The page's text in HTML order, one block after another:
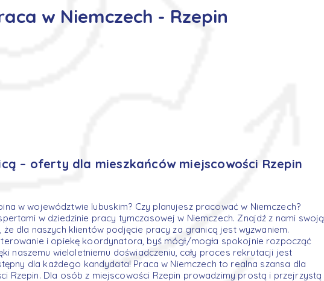
w Niemczech - Rzepin
– oferty dla mieszkańców miejscowości Rzepin
w województwie lubuskim? Czy planujesz pracować w Niemczech?
w dziedzinie pracy tymczasowej w Niemczech. Znajdź z nami swoją
że dla naszych klientów podjęcie pracy za granicą jest wyzwaniem.
i opiekę koordynatora, byś mógł/mogła spokojnie rozpocząć
naszemu wieloletniemu doświadczeniu, cały proces rekrutacji jest
dla każdego kandydata! Praca w Niemczech to realna szansa dla
Rzepin. Dla osób z miejscowości Rzepin prowadzimy prostą i przejrzystą